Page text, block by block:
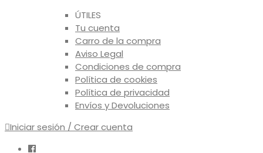
ÚTILES
Tu cuenta
Carro de la compra
Aviso Legal
Condiciones de compra
Política de cookies
Política de privacidad
Envíos y Devoluciones
Iniciar sesión / Crear cuenta